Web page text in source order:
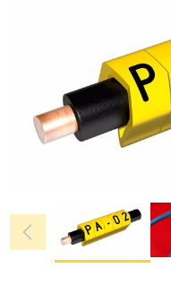
chevron_left